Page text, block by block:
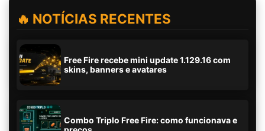
🔥 NOTÍCIAS RECENTES
Free Fire recebe mini update 1.129.16 com
skins, banners e avatares
Combo Triplo Free Fire: como funcionava e